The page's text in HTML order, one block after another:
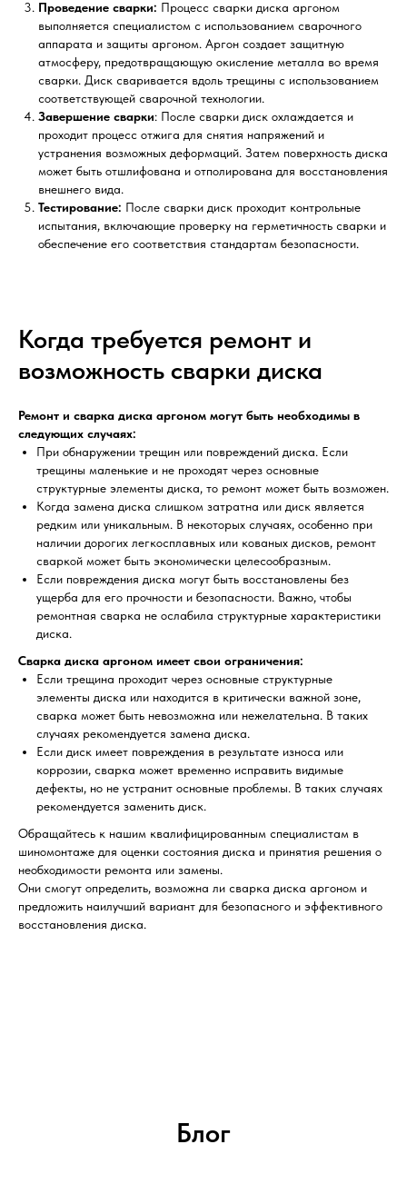
Проведение сварки: Процесс сварки диска аргоном
выполняется специалистом с использованием сварочного
аппарата и защиты аргоном. Аргон создает защитную
атмосферу, предотвращающую окисление металла во время
сварки. Диск сваривается вдоль трещины с использованием
соответствующей сварочной технологии.
Завершение сварки: После сварки диск охлаждается и
проходит процесс отжига для снятия напряжений и
устранения возможных деформаций. Затем поверхность диска
может быть отшлифована и отполирована для восстановления
внешнего вида.
Тестирование: После сварки диск проходит контрольные
испытания, включающие проверку на герметичность сварки и
обеспечение его соответствия стандартам безопасности.
Когда требуется ремонт и
возможность сварки диска
Ремонт и сварка диска аргоном могут быть необходимы в
следующих случаях:
При обнаружении трещин или повреждений диска. Если
трещины маленькие и не проходят через основные
структурные элементы диска, то ремонт может быть возможен.
Когда замена диска слишком затратна или диск является
редким или уникальным. В некоторых случаях, особенно при
наличии дорогих легкосплавных или кованых дисков, ремонт
сваркой может быть экономически целесообразным.
Если повреждения диска могут быть восстановлены без
ущерба для его прочности и безопасности. Важно, чтобы
ремонтная сварка не ослабила структурные характеристики
диска.
Сварка диска аргоном имеет свои ограничения:
Если трещина проходит через основные структурные
элементы диска или находится в критически важной зоне,
сварка может быть невозможна или нежелательна. В таких
случаях рекомендуется замена диска.
Если диск имеет повреждения в результате износа или
коррозии, сварка может временно исправить видимые
дефекты, но не устранит основные проблемы. В таких случаях
рекомендуется заменить диск.
Обращайтесь к нашим квалифицированным специалистам в
шиномонтаже для оценки состояния диска и принятия решения о
необходимости ремонта или замены.
Они смогут определить, возможна ли сварка диска аргоном и
предложить наилучший вариант для безопасного и эффективного
восстановления диска.
Блог